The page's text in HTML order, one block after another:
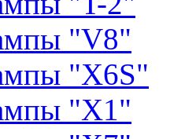
"V8"
"X6S"
"Х1"